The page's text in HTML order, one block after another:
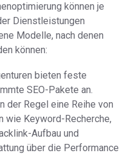
können je
Dienstleistungen
Modelle, nach denen
können:
bieten feste
SEO-Pakete an.
der Regel eine Reihe von
wie Keyword-Recherche,
Aufbau und
über die Performance